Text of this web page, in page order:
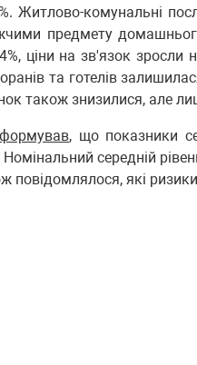
Житлово-комунальні
предмету
ціни на зв'язок
та готелів
також знизилися, але
, що показники
середній
повідомлялося, які